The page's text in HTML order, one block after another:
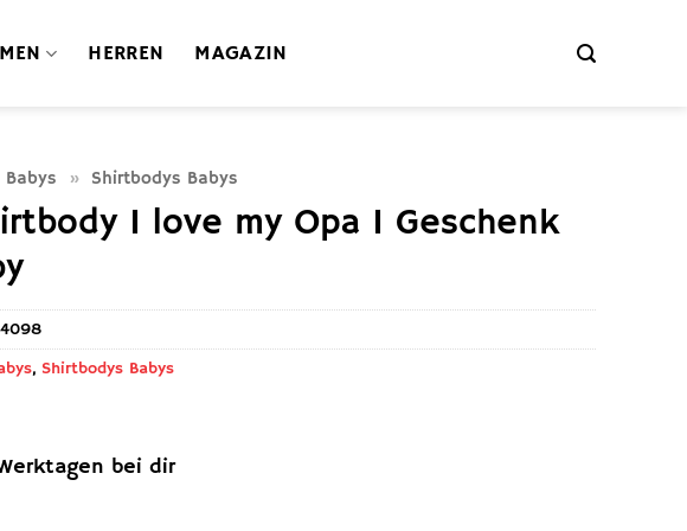
HERREN MAGAZIN
Babys » Shirtbodys Babys
I love my Opa I Geschenk
bei dir
, Shirtbodys Babys